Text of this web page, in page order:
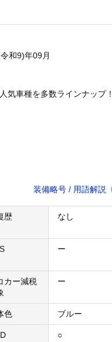
和9)年09月
気車種を多数ラインナップ
装備略号 / 用語解説
歴 なし
ー
カー減税
ー
色 ブルー
○